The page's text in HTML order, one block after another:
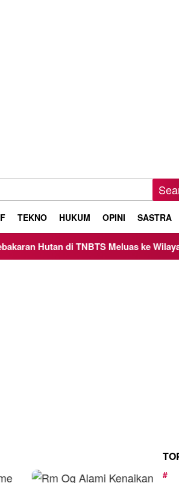
TEKNO HUKUM OPINI SASTRA
Hutan di TNBTS Meluas ke Wilayah